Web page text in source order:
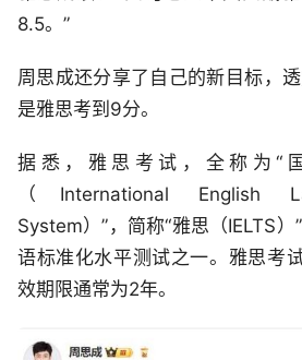
8.5。”
周思成还分享了自己的新目标，
是雅思考到9分。
据悉，雅思考试，全称为“
（International English
System）”，简称“雅思（IELTS
语标准化水平测试之一。雅思考
效期限通常为2年。